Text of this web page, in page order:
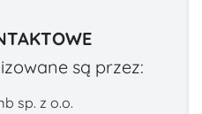
są przez:
sp. z o.o.